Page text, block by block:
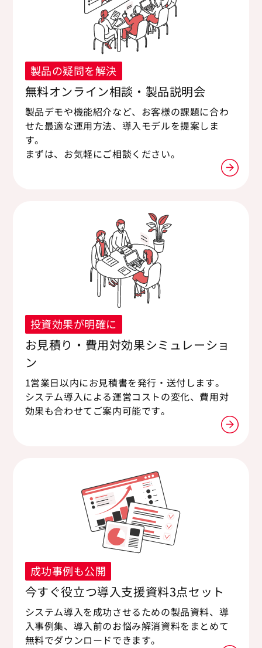
製品の疑問を解決
無料オンライン相談・製品説明会
製品デモや機能紹介など、お客様の課題に合わ
せた最適な運用方法、導入モデルを提案しま
す。
まずは、お気軽にご相談ください。
投資効果が明確に
お見積り・費用対効果シミュレーショ
ン
1営業日以内にお見積書を発行・送付します。
システム導入による運営コストの変化、費用対
効果も合わせてご案内可能です。
成功事例も公開
今すぐ役立つ導入支援資料3点セット
システム導入を成功させるための製品資料、導
入事例集、導入前のお悩み解消資料をまとめて
無料でダウンロードできます。